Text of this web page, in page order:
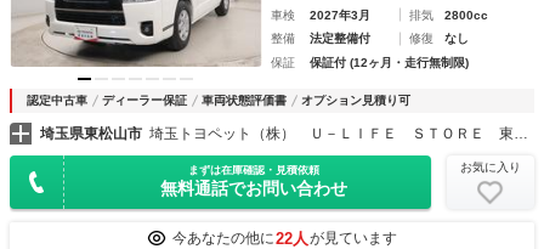
車検
2027年3月 排気
2800cc
整備
法定整備付 修復
なし
保証
保証付 (12ヶ月・走行無制限)
認定中古車 ディーラー保証 車両状態評価書 オプション見積り可
埼玉県東松山市
まずは在庫確認・見積依頼
無料通話でお問い合わせ
お気に入り
今あなたの他に22人 が見ています